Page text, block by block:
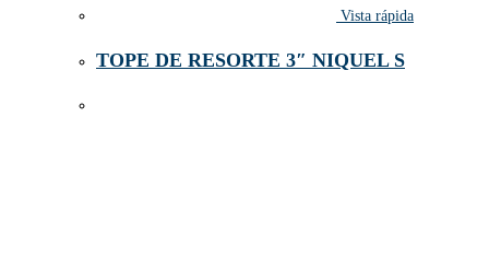
Vista rápida
TOPE DE RESORTE 3″ NIQUEL S